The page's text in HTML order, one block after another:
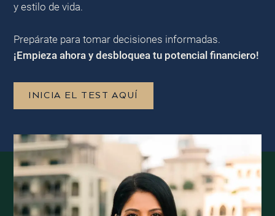
y estilo de vida.
Prepárate para tomar decisiones informadas.
¡Empieza ahora y desbloquea tu potencial financiero!
INICIA EL TEST AQUÍ